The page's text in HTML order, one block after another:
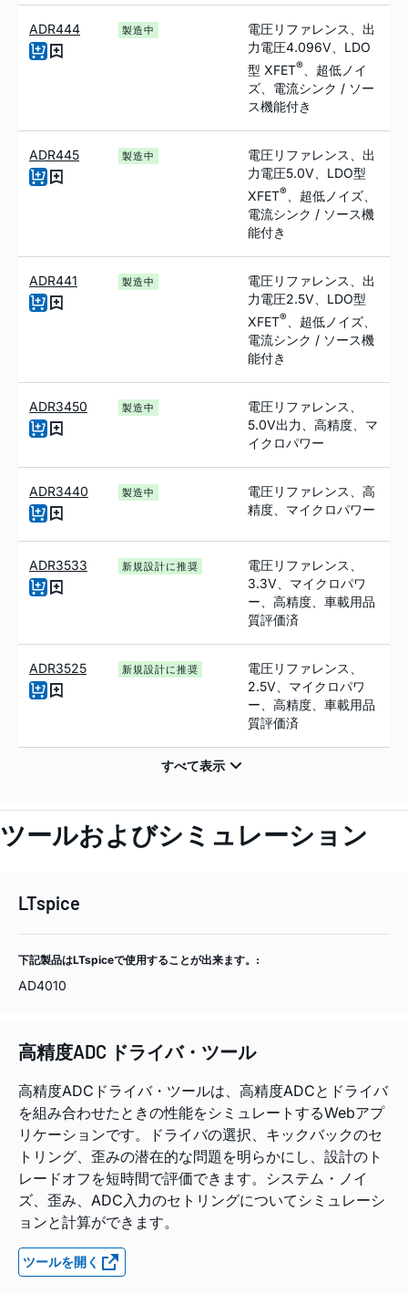
ADR444 製造中
電圧リファレンス、出
力電圧4.096V、LDO
型 XFET®
、超低ノイ
ズ、電流シンク / ソー
ス機能付き
ADR445 製造中
電圧リファレンス、出
力電圧5.0V、LDO型
XFET®
、超低ノイズ、
電流シンク / ソース機
能付き
ADR441 製造中
電圧リファレンス、出
力電圧2.5V、LDO型
XFET®
、超低ノイズ、
電流シンク / ソース機
能付き
ADR3450 製造中
電圧リファレンス、
5.0V出力、高精度、マ
イクロパワー
ADR3440 製造中
電圧リファレンス、高
精度、マイクロパワー
ADR3533 新規設計に推奨
電圧リファレンス、
3.3V、マイクロパワ
ー、高精度、車載用品
質評価済
ADR3525 新規設計に推奨
電圧リファレンス、
2.5V、マイクロパワ
ー、高精度、車載用品
質評価済
ツールおよびシミュレーション
LTspice
下記製品はLTspiceで使用することが出来ます。:
AD4010
高精度ADC ドライバ・ツール
高精度ADCドライバ・ツールは、高精度ADCとドライバ
を組み合わせたときの性能をシミュレートするWebアプ
リケーションです。ドライバの選択、キックバックのセ
トリング、歪みの潜在的な問題を明らかにし、設計のト
レードオフを短時間で評価できます。システム・ノイ
ズ、歪み、ADC入力のセトリングについてシミュレーシ
ョンと計算ができます。
ツールを開く